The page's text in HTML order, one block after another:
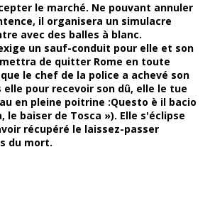
le marché. Ne pouvant annuler
il organisera un simulacre
avec des balles à blanc.
un sauf-conduit pour elle et son
de quitter Rome en toute
le chef de la police a achevé son
pour recevoir son dû, elle le tue
en pleine poitrine :Questo è il bacio
le baiser de Tosca »). Elle s'éclipse
récupéré le laissez-passer
du mort.